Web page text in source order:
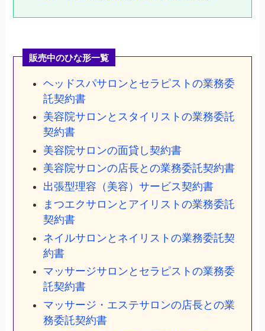
販売中のひな形一覧
ヘッドスパサロンとセラピストの業務委
託契約書
美容院サロンとスタイリストの業務委託
契約書
美容院サロンの面貸し契約書
美容院サロンの店長との業務委託契約書
出張型理容（美容）サービス契約書
まつエクサロンとアイリストの業務委託
契約書
ネイルサロンとネイリストの業務委託契
約書
マッサージサロンとセラピストの業務委
託契約書
マッサージ・エステサロンの店長との業
務委託契約書